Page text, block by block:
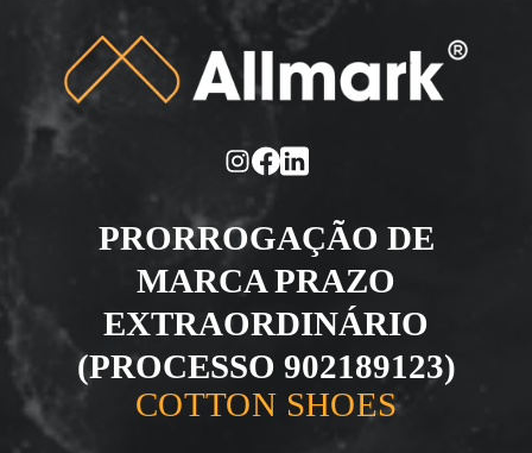
PRORROGAÇÃO DE
MARCA PRAZO
EXTRAORDINÁRIO
(PROCESSO 902189123)
COTTON SHOES